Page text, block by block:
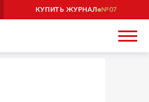
КУПИТЬ ЖУРНАЛ 07